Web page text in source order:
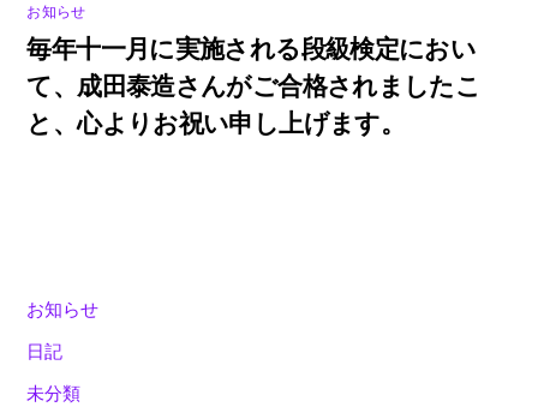
お知らせ
毎年十一月に実施される段級検定におい
て、成田泰造さんがご合格されましたこ
と、心よりお祝い申し上げます。
お知らせ
日記
未分類